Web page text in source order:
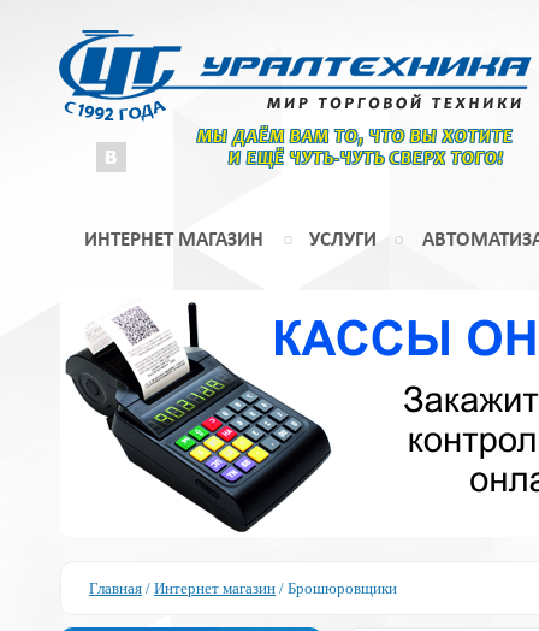
МЫ ДАЁМ ВАМ ТО, ЧТО ВЫ ХОТИТЕ
И ЕЩЁ ЧУТЬ-ЧУТЬ СВЕРХ ТОГО!
ИНТЕРНЕТ МАГАЗИН УСЛУГИ
Главная / Интернет магазин / Брошюровщики